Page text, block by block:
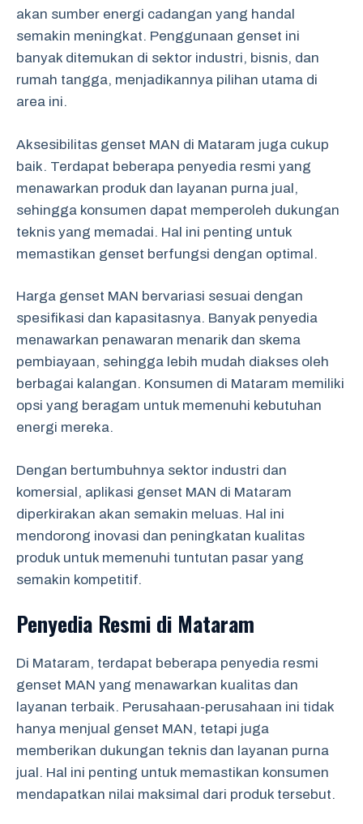
akan sumber energi cadangan yang handal
semakin meningkat. Penggunaan genset ini
banyak ditemukan di sektor industri, bisnis, dan
rumah tangga, menjadikannya pilihan utama di
area ini.
Aksesibilitas genset MAN di Mataram juga cukup
baik. Terdapat beberapa penyedia resmi yang
menawarkan produk dan layanan purna jual,
sehingga konsumen dapat memperoleh dukungan
teknis yang memadai. Hal ini penting untuk
memastikan genset berfungsi dengan optimal.
Harga genset MAN bervariasi sesuai dengan
spesifikasi dan kapasitasnya. Banyak penyedia
menawarkan penawaran menarik dan skema
pembiayaan, sehingga lebih mudah diakses oleh
berbagai kalangan. Konsumen di Mataram memiliki
opsi yang beragam untuk memenuhi kebutuhan
energi mereka.
Dengan bertumbuhnya sektor industri dan
komersial, aplikasi genset MAN di Mataram
diperkirakan akan semakin meluas. Hal ini
mendorong inovasi dan peningkatan kualitas
produk untuk memenuhi tuntutan pasar yang
semakin kompetitif.
Penyedia Resmi di Mataram
Di Mataram, terdapat beberapa penyedia resmi
genset MAN yang menawarkan kualitas dan
layanan terbaik. Perusahaan-perusahaan ini tidak
hanya menjual genset MAN, tetapi juga
memberikan dukungan teknis dan layanan purna
jual. Hal ini penting untuk memastikan konsumen
mendapatkan nilai maksimal dari produk tersebut.